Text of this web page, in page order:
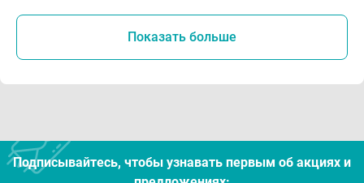
Показать больше
Подписывайтесь, чтобы узнавать первым об акцияx и